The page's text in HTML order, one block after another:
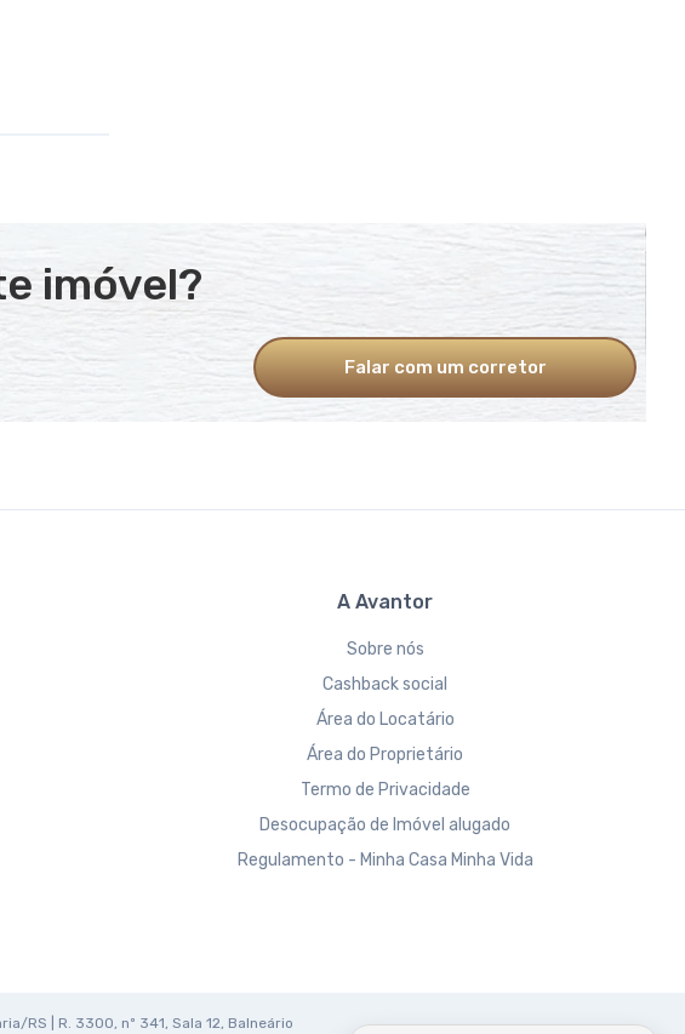
imóvel?
Falar com um corretor
A Avantor
Sobre nós
Cashback social
Área do Locatário
Área do Proprietário
Termo de Privacidade
Desocupação de Imóvel alugado
Regulamento - Minha Casa Minha Vida
RS | R. 3300, nº 341, Sala 12, Balneário